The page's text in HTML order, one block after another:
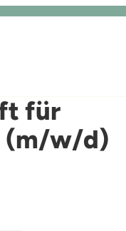
für
(m/w/d)